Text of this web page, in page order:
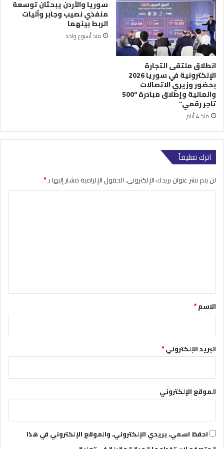
انطلاق ملتقى التجارة
الإلكترونية في سوريا 2026
بحضور وزيري الاتصالات
والمالية وإطلاق مبادرة “500
تاجر رقمي”
منذ 4 أيام
سوريا والأردن يبحثان توسعة
منفذي نصيب وجابر وآليات
الربط بينهما
منذ أسبوع واحد
اترك تعليقاً
لن يتم نشر عنوان بريدك الإلكتروني.الحقول الإلزامية مشار إليها بـ*
*الاسم*
البريد الإلكتروني*
الموقع الإلكتروني
احفظ اسمي، بريدي الإلكتروني، والموقع الإلكتروني في هذا